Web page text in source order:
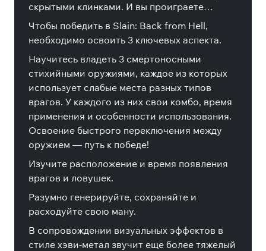
скрытыми клинками. И вы проиграете…
Чтобы победить в Slain: Back from Hell,
необходимо освоить 3 ключевых аспекта.
Научитесь владеть 3 смертоносными
стихийными оружиями, каждое из которых
использует слабые места разных типов
врагов. У каждого из них свои комбо, время
применения и особенности использования.
Освоение быстрого переключения между
оружием — путь к победе!
Изучите расположение и время появления
врагов и ловушек.
Разумно генерируйте, сохраняйте и
расходуйте свою ману.
В сопровождении визуальных эффектов в
стиле хэви-метал звучит еще более тяжелый